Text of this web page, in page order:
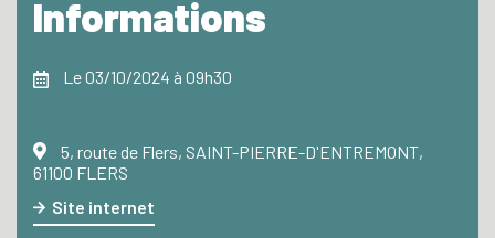
Informations
Le 03/10/2024 à 09h30
5, route de Flers, SAINT-PIERRE-D'ENTREMONT,
61100 FLERS
Site internet